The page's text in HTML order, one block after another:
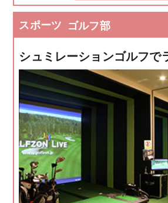
スポーツ ゴルフ部
シュミレーションゴルフで